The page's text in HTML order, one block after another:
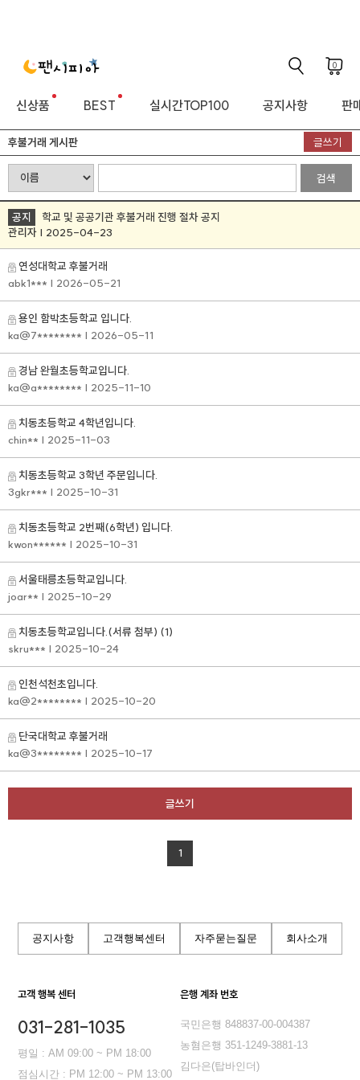
0
신상품 BEST 실시간TOP100 공지사항 판
후불거래 게시판 글쓰기
검색
공지
학교 및 공공기관 후불거래 진행 절차 공지
관리자 | 2025-04-23
연성대학교 후불거래
abk1*** | 2026-05-21
용인 함박초등학교 입니다.
ka@7******** | 2026-05-11
경남 완월초등학교입니다.
ka@a******** | 2025-11-10
치동초등학교 4학년입니다.
chin** | 2025-11-03
치동초등학교 3학년 주문입니다.
3gkr*** | 2025-10-31
치동초등학교 2번째(6학년) 입니다.
kwon****** | 2025-10-31
서울태릉초등학교입니다.
joar** | 2025-10-29
치동초등학교입니다.(서류 첨부) (1)
skru*** | 2025-10-24
인천석천초입니다.
ka@2******** | 2025-10-20
단국대학교 후불거래
ka@3******** | 2025-10-17
글쓰기
1
공지사항 고객행복센터 자주묻는질문 회사소개
고객 행복 센터
031-281-1035
평일 : AM 09:00 ~ PM 18:00
점심시간 : PM 12:00 ~ PM 13:00
은행 계좌 번호
국민은행 848837-00-004387
농혐은행 351-1249-3881-13
김다은(탑바인더)